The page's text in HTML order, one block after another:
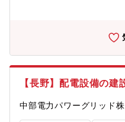
設備のメンテナンスは、その
めです（しっかりと教育を行
問です）【こんな方は大歓迎
がある方、建設業界で現場管
興味がある方【当社について
す当社は、全国のお客様の製
理、再資源化をはじめ、化学
的に展開しています。
【長野】配電設備の建
中部電力パワーグリッド